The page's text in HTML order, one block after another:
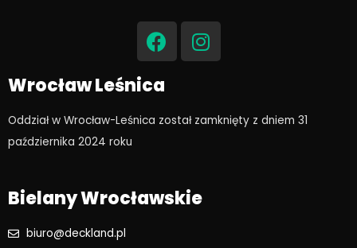
F
a
c
e
b
o
I
n
s
g
Wrocław Leśnica
Oddział w Wrocław-Leśnica został zamknięty z dniem 31
października 2024 roku​
Bielany Wrocławskie
biuro@deckland.pl